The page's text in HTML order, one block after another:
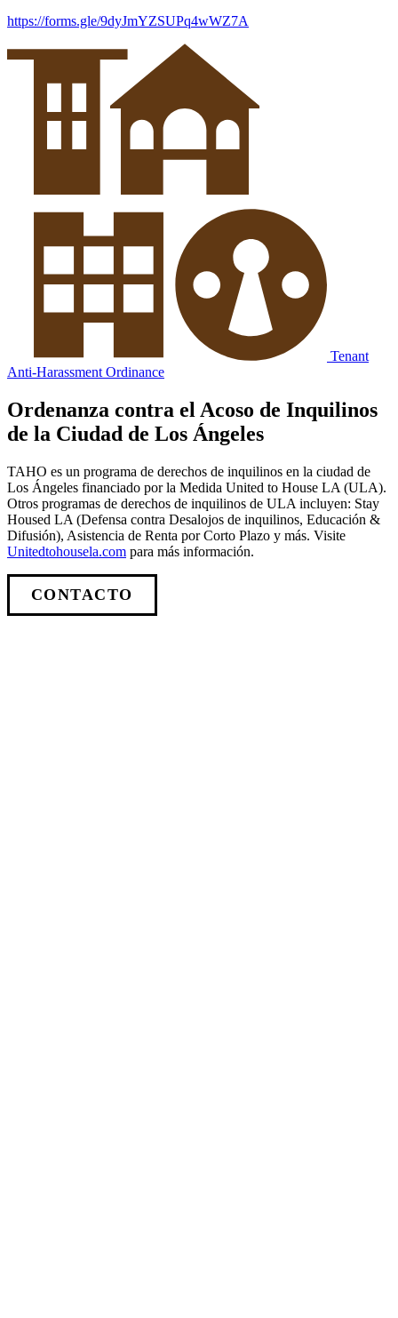
https://forms.gle/9dyJmYZSUPq4wWZ7A
Tenant
Anti-Harassment Ordinance
Ordenanza contra el Acoso de Inquilinos
de la Ciudad de Los Ángeles
TAHO es un programa de derechos de inquilinos en la ciudad de
Los Ángeles financiado por la Medida United to House LA (ULA).
Otros programas de derechos de inquilinos de ULA incluyen: Stay
Housed LA (Defensa contra Desalojos de inquilinos, Educación &
Difusión), Asistencia de Renta por Corto Plazo y más. Visite
Unitedtohousela.com para más información.
CONTACTO